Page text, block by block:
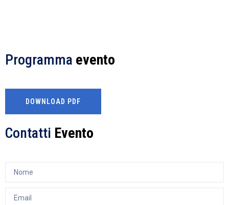
Programma evento
DOWNLOAD PDF
Contatti Evento